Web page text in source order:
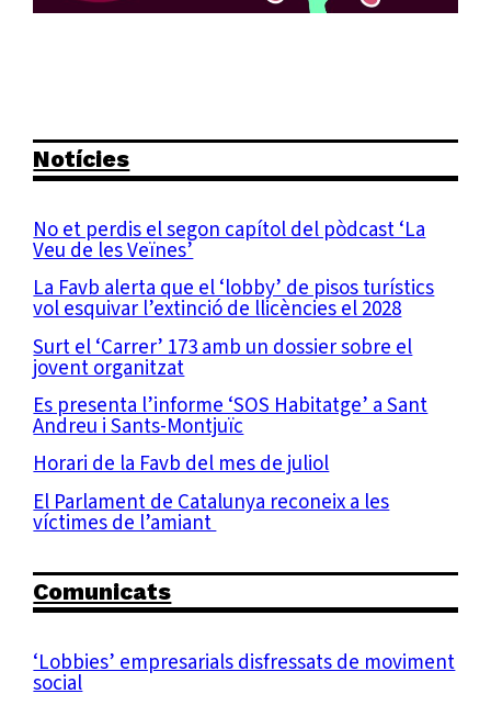
Notícies
No et perdis el segon capítol del pòdcast ‘La
Veu de les Veïnes’
La Favb alerta que el ‘lobby’ de pisos turístics
vol esquivar l’extinció de llicències el 2028
Surt el ‘Carrer’ 173 amb un dossier sobre el
jovent organitzat
Es presenta l’informe ‘SOS Habitatge’ a Sant
Andreu i Sants-Montjuïc
Horari de la Favb del mes de juliol
El Parlament de Catalunya reconeix a les
víctimes de l’amiant
Comunicats
‘Lobbies’ empresarials disfressats de moviment
social